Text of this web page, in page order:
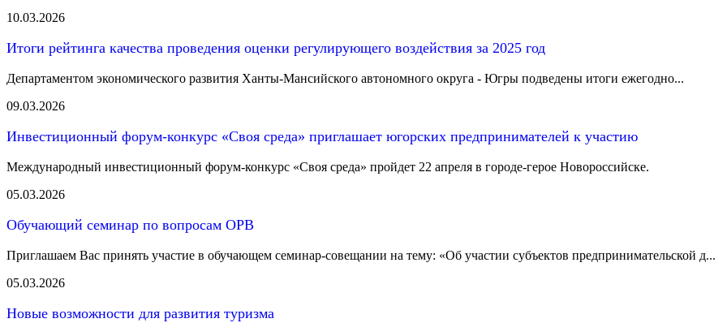
10.03.2026
Итоги рейтинга качества проведения оценки регулирующего воздействия за 2025 год
Департаментом экономического развития Ханты-Мансийского автономного округа - Югры подведены итоги ежегодно...
09.03.2026
Инвестиционный форум-конкурс «Своя среда» приглашает югорских предпринимателей к участию
Международный инвестиционный форум-конкурс «Своя среда» пройдет 22 апреля в городе-герое Новороссийске.
05.03.2026
Обучающий семинар по вопросам ОРВ
Приглашаем Вас принять участие в обучающем семинар-совещании на тему: «Об участии субъектов предпринимательской д...
05.03.2026
Новые возможности для развития туризма